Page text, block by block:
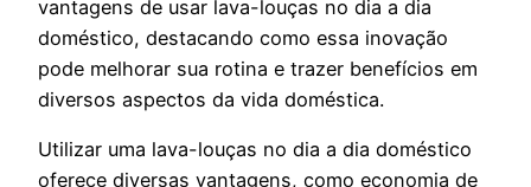
vantagens de usar lava-louças no dia a dia
doméstico, destacando como essa inovação
pode melhorar sua rotina e trazer benefícios em
diversos aspectos da vida doméstica.
Utilizar uma lava-louças no dia a dia doméstico
oferece diversas vantagens, como economia de